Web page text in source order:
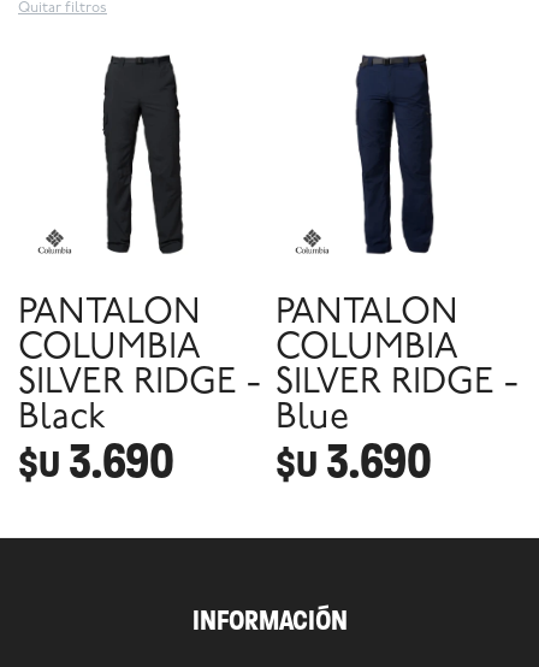
Quitar filtros
PANTALON
COLUMBIA
SILVER RIDGE -
Black
$U 3.690
PANTALON
COLUMBIA
SILVER RIDGE -
Blue
$U 3.690
INFORMACIÓN